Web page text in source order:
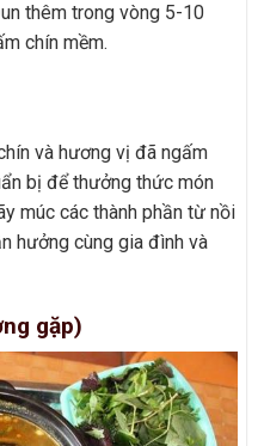
thêm trong vòng 5-10
chín mềm.
và hương vị đã ngấm
bị để thưởng thức món
múc các thành phần từ nồi
hưởng cùng gia đình và
gặp)